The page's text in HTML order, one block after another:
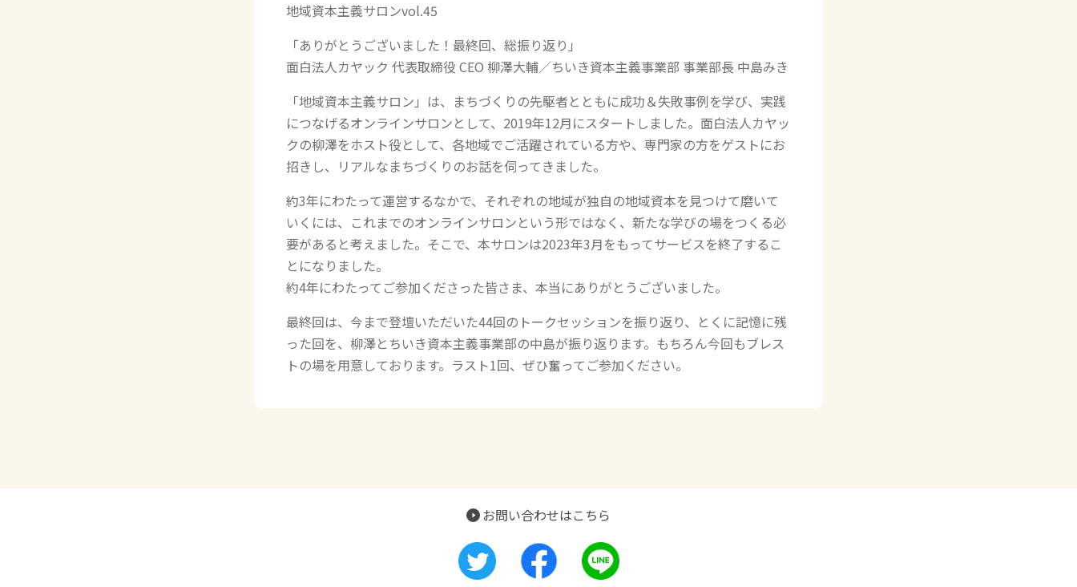
地域資本主義サロンvol.45
「ありがとうございました！最終回、総振り返り」
面白法人カヤック 代表取締役 CEO 柳澤大輔／ちいき資本主義事業部 事業部長 中島みき
「地域資本主義サロン」は、まちづくりの先駆者とともに成功＆失敗事例を学び、実践
につなげるオンラインサロンとして、2019年12月にスタートしました。面白法人カヤッ
クの柳澤をホスト役として、各地域でご活躍されている方や、専門家の方をゲストにお
招きし、リアルなまちづくりのお話を伺ってきました。
約3年にわたって運営するなかで、それぞれの地域が独自の地域資本を見つけて磨いて
いくには、これまでのオンラインサロンという形ではなく、新たな学びの場をつくる必
要があると考えました。そこで、本サロンは2023年3月をもってサービスを終了するこ
とになりました。
約4年にわたってご参加くださった皆さま、本当にありがとうございました。
最終回は、今まで登壇いただいた44回のトークセッションを振り返り、とくに記憶に残
った回を、柳澤とちいき資本主義事業部の中島が振り返ります。もちろん今回もブレス
トの場を用意しております。ラスト1回、ぜひ奮ってご参加ください。
お問い合わせはこちら